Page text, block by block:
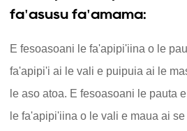
fa'asusu fa'amama:
E fesoasoani le fa'apipi'iina o le
fa'apipi'i ai le vali e puipuia ai le
le aso atoa. E fesoasoani le pauta
le fa'apipi'iina o le vali e maua ai